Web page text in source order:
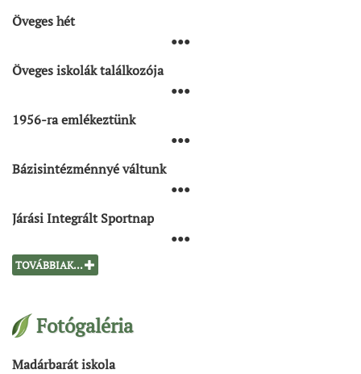
Öveges hét
●●●
Öveges iskolák találkozója
●●●
1956-ra emlékeztünk
●●●
Bázisintézménnyé váltunk
●●●
Járási Integrált Sportnap
●●●
TOVÁBBIAK...
Fotógaléria
Madárbarát iskola